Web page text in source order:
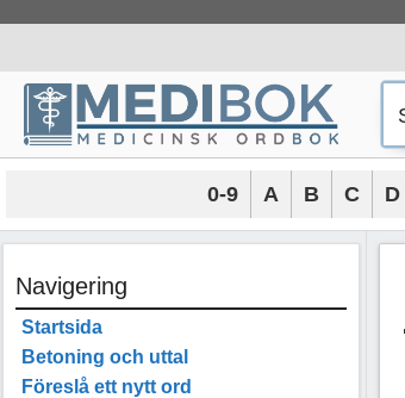
innehåll
0-9 A B C D
Navigering
Startsida
Betoning och uttal
Föreslå ett nytt ord